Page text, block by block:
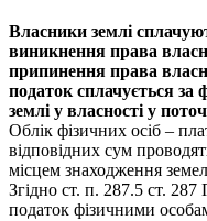
Власники землі
виникнення права
припинення права
податок сплачується за
землі у власності у
Облік фізичних осіб –
відповідних сум
місцем знаходження
Згідно ст. п. 287.5 ст.
податок фізичними